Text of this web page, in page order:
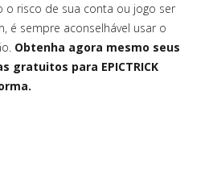
o risco de sua conta ou jogo ser
é sempre aconselhável usar o
Obtenha agora mesmo seus
gratuitos para EPICTRICK